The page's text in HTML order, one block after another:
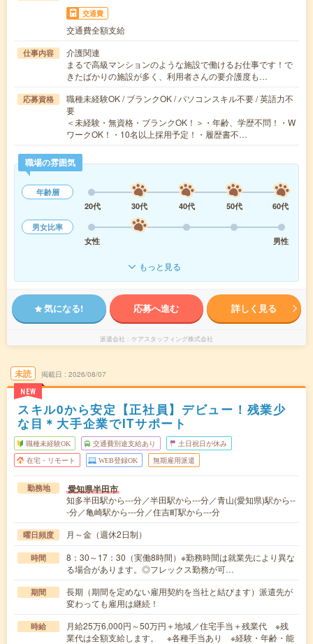
交通費
交通費全額支給
仕事内容
介護関連
まるで高級マンションのような施設で働けるお仕事です！で
きたばかりの施設が多く、利用者さんの要介護度も…
応募資格
職種未経験OK / ブランクOK / パソコンスキル不要 / 英語力不
要
＜未経験・無資格・ブランクOK！＞・年齢、学歴不問！・W
ワークOK！・10名以上採用予定！・履歴書不…
職場の雰囲気
年齢層
20代
30代 40代 50代
60代
男女比率
女性
男性
もっと見る
気になる! 応募へ進む 詳しく見る
派遣会社 ケアスタッフィング株式会社
未読
NEW
掲載日 2026/08/07
スキル0から安定【正社員】デビュー！残業少
な目＊大手企業でITサポート
職種未経験OK 交通費別途支給あり 土日祝日が休み
在宅・リモート WEB登録OK 無期雇用派遣
勤務地 愛知県半田市
知多半田駅から---分／半田駅から---分／青山(愛知県)駅から--
-分／亀崎駅から---分／住吉町駅から---分
曜日頻度 月～金（週休2日制）
時間
8：30～17：30（実働8時間）※勤務時間は就業先により異な
る場合があります。◎フレックス勤務が可…
期間
長期（期間を定めない雇用契約を当社と結びます）派遣先が
変わっても雇用は継続！
時給
月給25万6,000円～50万円＋地域／住宅手当＋残業代 ※残
業代は全額支給します。 ※各種手当あり ※経験・年齢・能